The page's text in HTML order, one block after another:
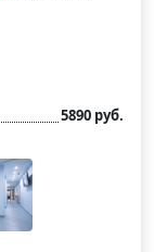
5890 руб.